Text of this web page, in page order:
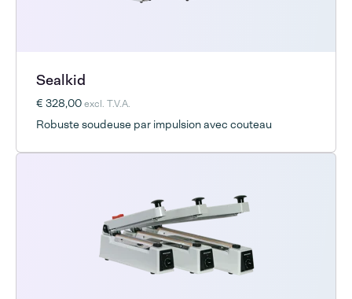
Sealkid
€ 328,00excl. T.V.A.
Robuste soudeuse par impulsion avec couteau